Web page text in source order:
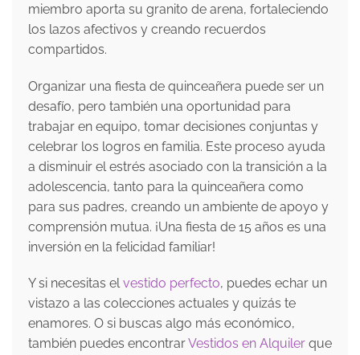
miembro aporta su granito de arena, fortaleciendo
los lazos afectivos y creando recuerdos
compartidos.
Organizar una fiesta de quinceañera puede ser un
desafío, pero también una oportunidad para
trabajar en equipo, tomar decisiones conjuntas y
celebrar los logros en familia. Este proceso ayuda
a disminuir el estrés asociado con la transición a la
adolescencia, tanto para la quinceañera como
para sus padres, creando un ambiente de apoyo y
comprensión mutua. ¡Una fiesta de 15 años es una
inversión en la felicidad familiar!
Y si necesitas elvestido perfecto, puedes echar un
vistazo a las colecciones actuales y quizás te
enamores. O si buscas algo más económico,
también puedes encontrarVestidos en Alquiler que